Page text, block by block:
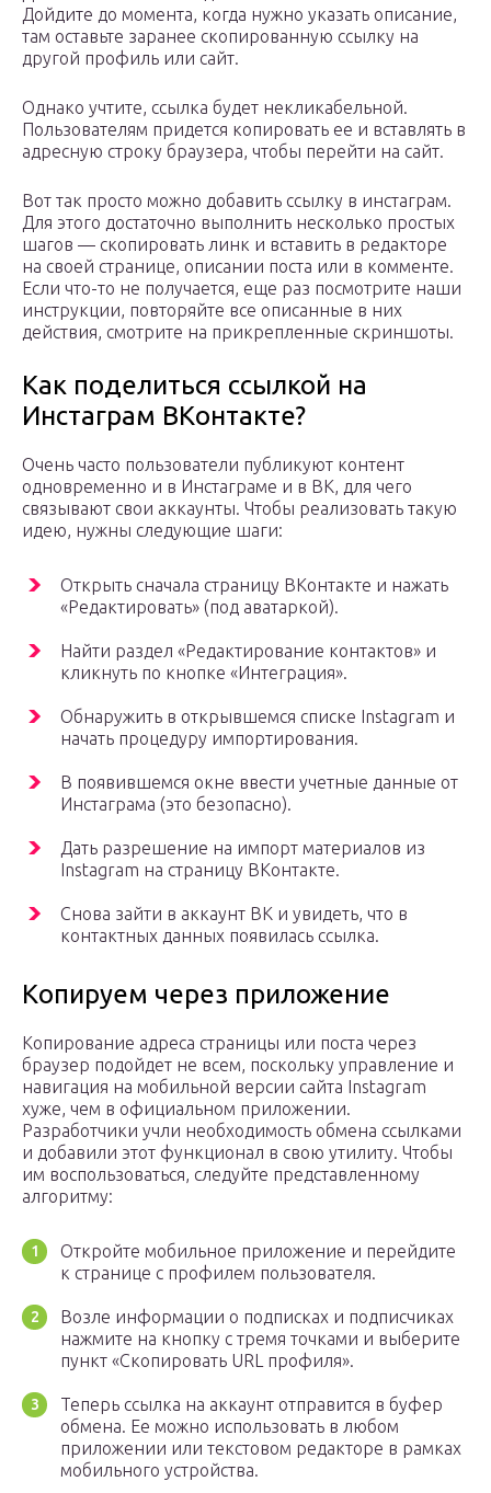
Дойдите до момента, когда нужно указать описание,
там оставьте заранее скопированную ссылку на
другой профиль или сайт.
Однако учтите, ссылка будет некликабельной.
Пользователям придется копировать ее и вставлять в
адресную строку браузера, чтобы перейти на сайт.
Вот так просто можно добавить ссылку в инстаграм.
Для этого достаточно выполнить несколько простых
шагов — скопировать линк и вставить в редакторе
на своей странице, описании поста или в комменте.
Если что-то не получается, еще раз посмотрите наши
инструкции, повторяйте все описанные в них
действия, смотрите на прикрепленные скриншоты.
Как поделиться ссылкой на
Инстаграм ВКонтакте?
Очень часто пользователи публикуют контент
одновременно и в Инстаграме и в ВК, для чего
связывают свои аккаунты. Чтобы реализовать такую
идею, нужны следующие шаги:
Открыть сначала страницу ВКонтакте и нажать
«Редактировать» (под аватаркой).
Найти раздел «Редактирование контактов» и
кликнуть по кнопке «Интеграция».
Обнаружить в открывшемся списке Instagram и
начать процедуру импортирования.
В появившемся окне ввести учетные данные от
Инстаграма (это безопасно).
Дать разрешение на импорт материалов из
Instagram на страницу ВКонтакте.
Снова зайти в аккаунт ВК и увидеть, что в
контактных данных появилась ссылка.
Копируем через приложение
Копирование адреса страницы или поста через
браузер подойдет не всем, поскольку управление и
навигация на мобильной версии сайта Instagram
хуже, чем в официальном приложении.
Разработчики учли необходимость обмена ссылками
и добавили этот функционал в свою утилиту. Чтобы
им воспользоваться, следуйте представленному
алгоритму:
Откройте мобильное приложение и перейдите
к странице с профилем пользователя.
Возле информации о подписках и подписчиках
нажмите на кнопку с тремя точками и выберите
пункт «Скопировать URL профиля».
Теперь ссылка на аккаунт отправится в буфер
обмена. Ее можно использовать в любом
приложении или текстовом редакторе в рамках
мобильного устройства.